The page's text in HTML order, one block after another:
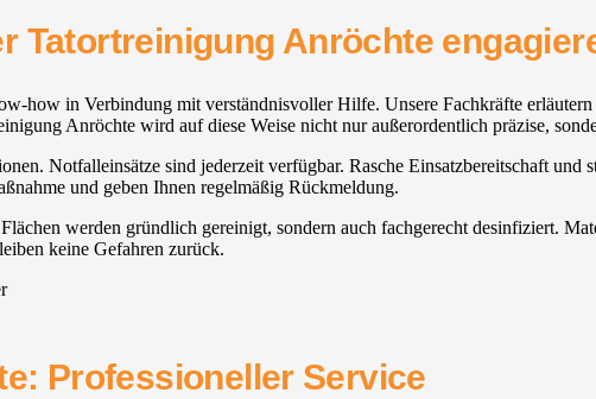
Tatortreinigung Anröchte
how in Verbindung mit verständnisvoller Hilfe. Unsere Fachkräfte
Anröchte wird auf diese Weise nicht nur außerordentlich präzise,
Notfalleinsätze sind jederzeit verfügbar. Rasche Einsatzbereitschaft
und geben Ihnen regelmäßig Rückmeldung.
werden gründlich gereinigt, sondern auch fachgerecht desinfiziert.
keine Gefahren zurück.
Professioneller Service